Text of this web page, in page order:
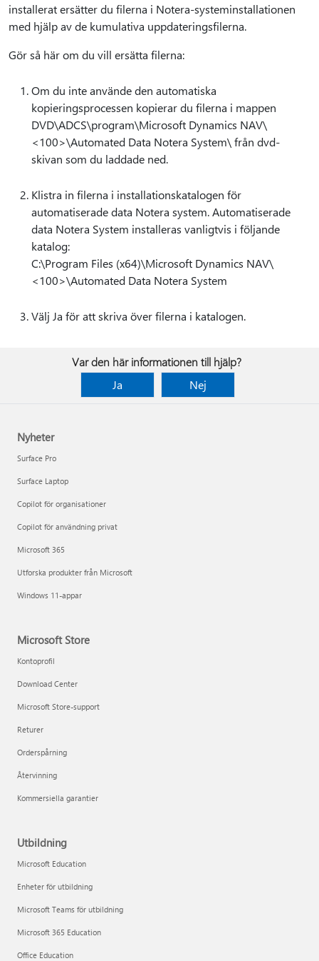
installerat ersätter du filerna i Notera-systeminstallationen
med hjälp av de kumulativa uppdateringsfilerna.
Gör så här om du vill ersätta filerna:
Om du inte använde den automatiska
kopieringsprocessen kopierar du filerna i mappen
DVD\ADCS\program\Microsoft Dynamics NAV\
<100>\Automated Data Notera System\ från dvd-
skivan som du laddade ned.
Klistra in filerna i installationskatalogen för
automatiserade data Notera system. Automatiserade
data Notera System installeras vanligtvis i följande
katalog:
C:\Program Files (x64)\Microsoft Dynamics NAV\
<100>\Automated Data Notera System
Välj Ja för att skriva över filerna i katalogen.
Var den här informationen till hjälp?
Ja
Nej
Nyheter
Surface Pro
Surface Laptop
Copilot för organisationer
Copilot för användning privat
Microsoft 365
Utforska produkter från Microsoft
Windows 11-appar
Microsoft Store
Kontoprofil
Download Center
Microsoft Store-support
Returer
Orderspårning
Återvinning
Kommersiella garantier
Utbildning
Microsoft Education
Enheter för utbildning
Microsoft Teams för utbildning
Microsoft 365 Education
Office Education